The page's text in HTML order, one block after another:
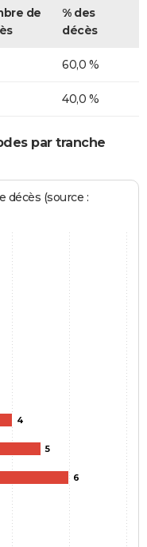
de
% des
décès
60,0 %
40,0 %
par tranche
décès (source :
4
5
6